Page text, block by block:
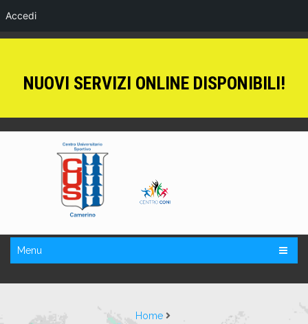
Accedi
NUOVI SERVIZI ONLINE DISPONIBILI!
Menu
Home